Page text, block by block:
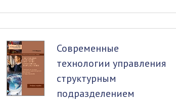
Современные
технологии управления
структурным
подразделением